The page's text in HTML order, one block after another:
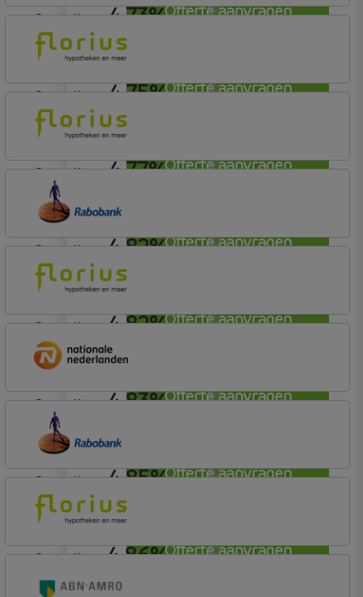
Offerte aanvragen
4,73%
Offerte aanvragen
aflosvrij
4,75%
Offerte aanvragen
ABN AMRO Bank
Budget
aflosvrij
4,77%
Offerte aanvragen
Florius
Profijt twaalf
aflosvrij
4,82%
Offerte aanvragen
Florius
Profijt twaalf
aflosvrij
4,82%
Offerte aanvragen
Rabobank Spaarbank
Basisvoorwaarden (incl korting)
aflosvrij
4,83%
Offerte aanvragen
Profijt drie + drie
aflosvrij
4,85%
Offerte aanvragen
Nationale-Nederlanden Bank
Nationale Nederlanden
aflosvrij
4,86%
Rabobank Spaarbank
Basisvoorwaarden (incl korting)
aflosvrij
Profijt twaalf